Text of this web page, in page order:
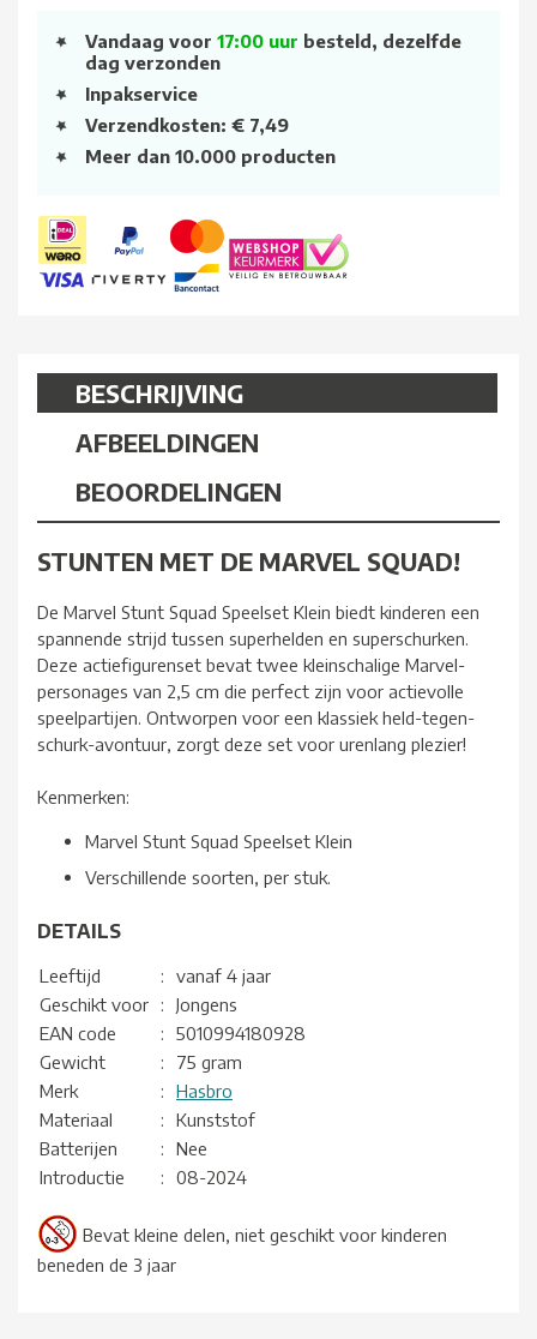
Vandaag voor 17:00 uur besteld, dezelfde
dag verzonden
Inpakservice
Verzendkosten: € 7,49
Meer dan 10.000 producten
BESCHRIJVING
AFBEELDINGEN
BEOORDELINGEN
STUNTEN MET DE MARVEL SQUAD!
De Marvel Stunt Squad Speelset Klein biedt kinderen een
spannende strijd tussen superhelden en superschurken.
Deze actiefigurenset bevat twee kleinschalige Marvel-
personages van 2,5 cm die perfect zijn voor actievolle
speelpartijen. Ontworpen voor een klassiek held-tegen-
schurk-avontuur, zorgt deze set voor urenlang plezier!
Kenmerken:
Marvel Stunt Squad Speelset Klein
Verschillende soorten, per stuk.
DETAILS
Leeftijd :
vanaf 4 jaar
Geschikt voor
:
Jongens
EAN code
:
5010994180928
Gewicht
:
75 gram
Merk
:
Hasbro
Materiaal
:
Kunststof
Batterijen
:
Nee
Introductie
: 08-2024
Bevat kleine delen, niet geschikt voor kinderen
beneden de 3 jaar